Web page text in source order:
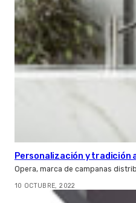
Personalización y tradición
Opera, marca de campanas
10 OCTUBRE, 2022